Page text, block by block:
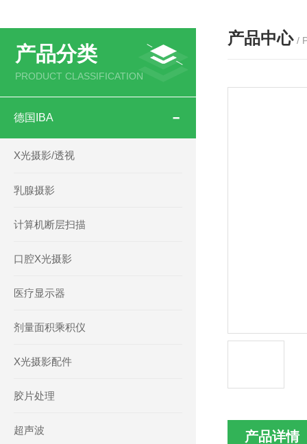
产品分类
PRODUCT CLASSIFICATION
德国IBA
X光摄影/透视
乳腺摄影
计算机断层扫描
口腔X光摄影
医疗显示器
剂量面积乘积仪
X光摄影配件
胶片处理
超声波
产品中心 /
产品详情